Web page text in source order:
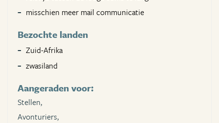
misschien meer mail communicatie
Bezochte landen
Zuid-Afrika
zwasiland
Aangeraden voor:
Stellen,
Avonturiers,